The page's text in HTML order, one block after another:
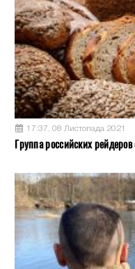
17:37, 08 Листопада 2021
Группа российских